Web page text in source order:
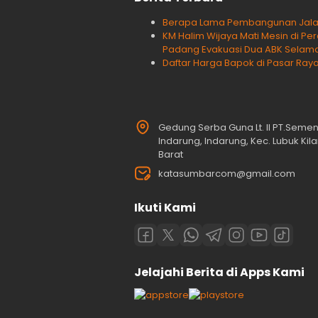
Berapa Lama Pembangunan
KM Halim Wijaya Mati Mesin di
Padang Evakuasi Dua ABK
Daftar Harga Bapok di Pasar
Gedung Serba Guna Lt. II
Indarung, Indarung, Kec. Lubuk
Barat
katasumbarcom@gmail.com
Ikuti Kami
Jelajahi Berita di Apps Kami